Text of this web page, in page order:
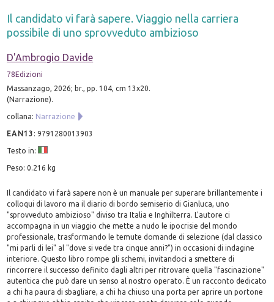
Il candidato vi farà sapere. Viaggio nella carriera
possibile di uno sprovveduto ambizioso
D'Ambrogio Davide
78Edizioni
Massanzago, 2026; br., pp. 104, cm 13x20.
(Narrazione).
collana: Narrazione
EAN13 :9791280013903
Testo in:
Peso: 0.216 kg
Il candidato vi farà sapere non è un manuale per superare brillantemente i
colloqui di lavoro ma il diario di bordo semiserio di Gianluca, uno
"sprovveduto ambizioso" diviso tra Italia e Inghilterra. L'autore ci
accompagna in un viaggio che mette a nudo le ipocrisie del mondo
professionale, trasformando le temute domande di selezione (dal classico
"mi parli di lei" al "dove si vede tra cinque anni?") in occasioni di indagine
interiore. Questo libro rompe gli schemi, invitandoci a smettere di
rincorrere il successo definito dagli altri per ritrovare quella "fascinazione"
autentica che può dare un senso al nostro operato. È un racconto dedicato
a chi ha paura di sbagliare, a chi ha chiuso una porta per aprire un portone